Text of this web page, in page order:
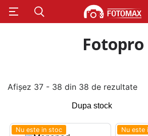
Fotopro
Afișez 37 - 38 din 38 de rezultate
Nu este in stoc
Nu este